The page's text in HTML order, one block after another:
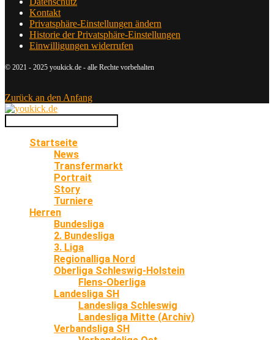
Kontakt
Privatsphäre-Einstellungen ändern
Historie der Privatsphäre-Einstellungen
Einwilligungen widerrufen
© 2021 - 2025 youkick.de - alle Rechte vorbehalten
Zurück an den Anfang
Startseite
News
Transfermarkt
Portrait
Story
Turniere
Herren
Bundesliga
2. Bundesliga
3. Liga
Regionalliga Nord
Oberliga Schleswig-Holstein
Flens-Oberliga
Landesliga SH
Landesliga Schleswig
Landesliga Mitte (Archiv)
Verbandsliga SH